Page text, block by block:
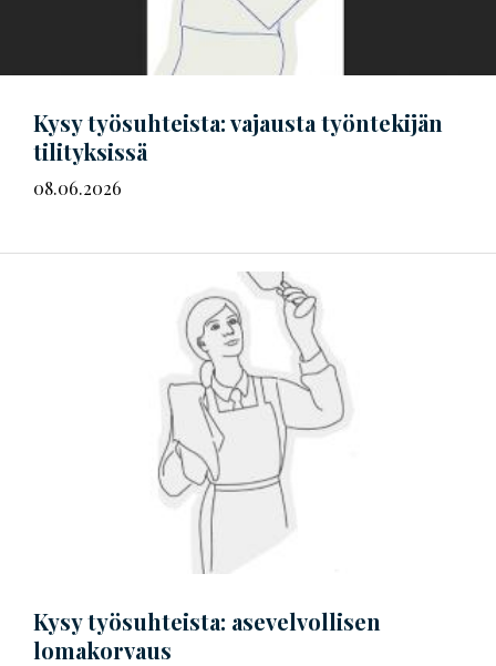
Kysy työsuhteista: vajausta työntekijän
tilityksissä
08.06.2026
Kysy työsuhteista: asevelvollisen
lomakorvaus